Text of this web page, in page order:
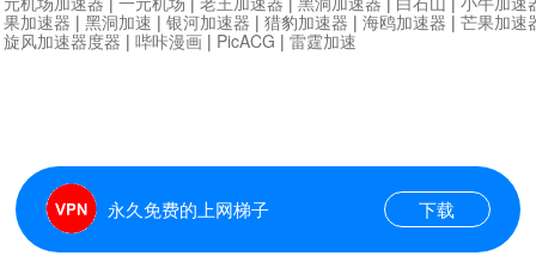
永久免费的上网梯子 下载
果加速器 | 黑洞加速 | 银河加速器 | 猎豹加速器 | 海鸥加速器 | 芒果加速
旋风加速器度器 | 哔咔漫画 | PicACG | 雷霆加速